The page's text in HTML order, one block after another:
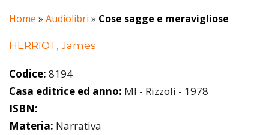
Home » Audiolibri » Cose sagge e meravigliose
HERRIOT, James
Codice: 8194
Casa editrice ed anno: MI - Rizzoli - 1978
ISBN:
Materia: Narrativa